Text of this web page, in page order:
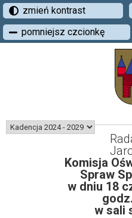
zmień kontrast
pomniejsz czcionkę
Komisja
Spraw
w dniu 18
w sali